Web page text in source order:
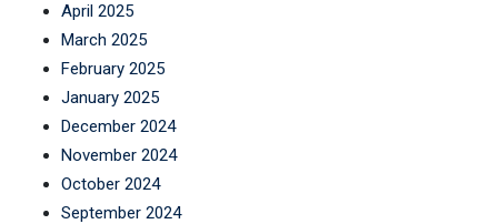
April 2025
March 2025
February 2025
January 2025
December 2024
November 2024
October 2024
September 2024